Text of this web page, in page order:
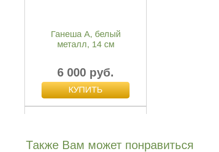
Ганеша А, белый
металл, 14 см
6 000 руб.
Также Вам может понравиться